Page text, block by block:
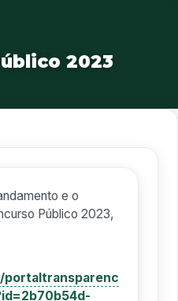
2023
e o
Público 2023,
portaltransparenc